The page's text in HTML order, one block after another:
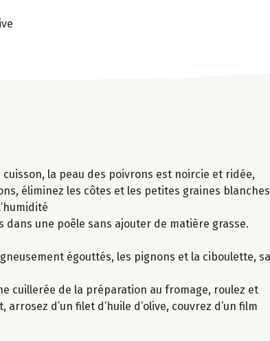
la peau des poivrons est noircie et ridée,
éliminez les côtes et les petites graines
dans une poêle sans ajouter de matière grasse.
égouttés, les pignons et la ciboulette,
cuillerée de la préparation au fromage, roulez et
d’un filet d’huile d’olive, couvrez d’un film